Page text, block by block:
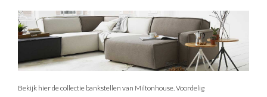
Bekijk hier de collectie bankstellen van Miltonhouse. Voordelig